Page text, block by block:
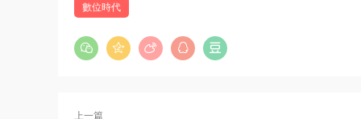
數位時代
上一篇